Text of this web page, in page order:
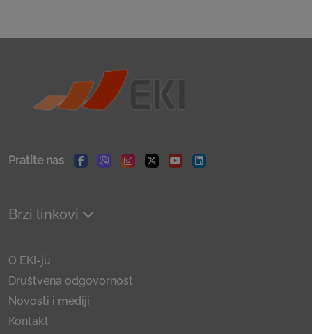
Pratite nas
Facebook
ViberInstagram
TwitterYoutubeLinkedin
Brzi linkovi
O EKI-ju
Društvena odgovornost
Novosti i mediji
Kontakt